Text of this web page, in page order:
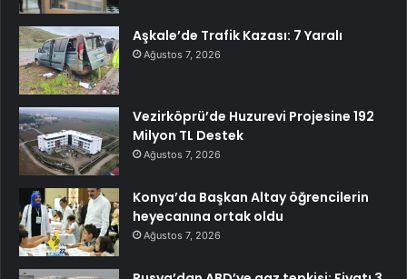
Aşkale’de Trafik Kazası: 7 Yaralı
Ağustos 7, 2026
Vezirköprü’de Huzurevi Projesine 192
Milyon TL Destek
Ağustos 7, 2026
Konya’da Başkan Altay öğrencilerin
heyecanına ortak oldu
Ağustos 7, 2026